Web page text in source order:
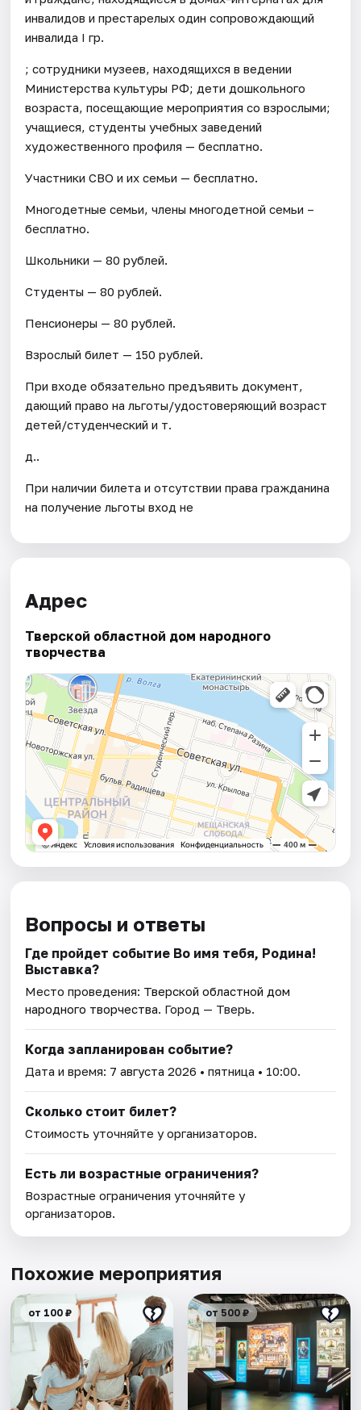
инвалидов и престарелых один сопровождающий
инвалида I гр.
; сотрудники музеев, находящихся в ведении
Министерства культуры РФ; дети дошкольного
возраста, посещающие мероприятия со взрослыми;
учащиеся, студенты учебных заведений
художественного профиля — бесплатно.
Участники СВО и их семьи — бесплатно.
Многодетные семьи, члены многодетной семьи –
бесплатно.
Школьники — 80 рублей.
Студенты — 80 рублей.
Пенсионеры — 80 рублей.
Взрослый билет — 150 рублей.
При входе обязательно предъявить документ,
дающий право на льготы/удостоверяющий возраст
детей/студенческий и т.
д..
При наличии билета и отсутствии права гражданина
на получение льготы вход не
Адрес
Тверской областной дом народного
творчества
Вопросы и ответы
Где пройдет событие Во имя тебя, Родина!
Выставка?
Место проведения: Тверской областной дом
народного творчества. Город — Тверь.
Когда запланирован событие?
Дата и время: 7 августа 2026 • пятница • 10:00.
Сколько стоит билет?
Стоимость уточняйте у организаторов.
Есть ли возрастные ограничения?
Возрастные ограничения уточняйте у
организаторов.
Похожие мероприятия
от 100 ₽ от 500 ₽